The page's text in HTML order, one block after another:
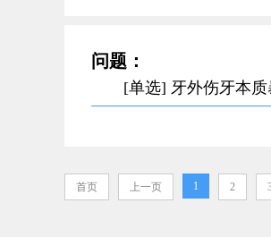
问题：
[单选] 牙外伤牙本质
首页 上一页 1 2